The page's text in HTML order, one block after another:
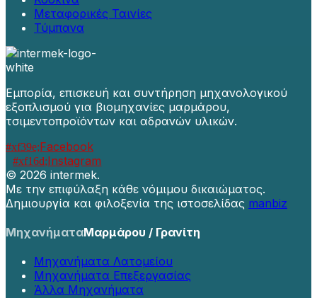
Μεταφορικές Ταινίες
Τύμπανα
Εμπορία, επισκευή και συντήρηση μηχανολογικού
εξοπλισμού για βιομηχανίες μαρμάρου,
τσιμεντοπροϊόντων και αδρανών υλικών.
Facebook
Instagram
© 2026 intermek.
Με την επιφύλαξη κάθε νόμιμου δικαιώματος.
Δημιουργία και φιλοξενία της ιστοσελίδας manbiz
ΜηχανήματαΜαρμάρου / Γρανίτη
Μηχανήματα Λατομείου
Μηχανήματα Επεξεργασίας
Άλλα Μηχανήματα